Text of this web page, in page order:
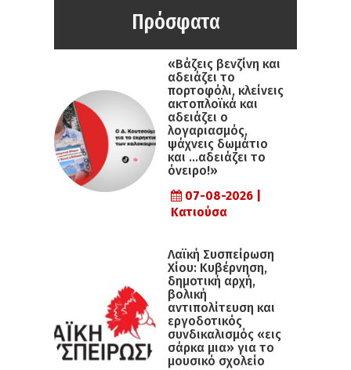
Πρόσφατα
«Βάζεις βενζίνη και
αδειάζει το
πορτοφόλι, κλείνεις
ακτοπλοϊκά και
αδειάζει ο
λογαριασμός,
ψάχνεις δωμάτιο
και …αδειάζει το
όνειρο!»
07-08-2026 |
Κατιούσα
Λαϊκή Συσπείρωση
Χίου: Κυβέρνηση,
δημοτική αρχή,
βολική
αντιπολίτευση και
εργοδοτικός
συνδικαλισμός «εις
σάρκα μια» για το
μουσικό σχολείο